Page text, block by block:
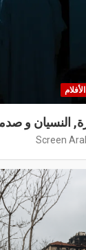
النسيان و
Screen